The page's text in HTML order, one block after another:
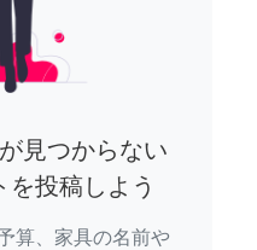
見つからない
投稿しよう
算、家具の名前や